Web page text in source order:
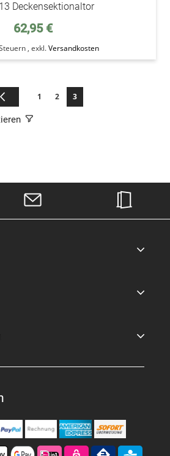
Deckensektionaltor
62,95 €
, exkl.Versandkosten
ZurückSeite
1 Seite
2 Sie lesen gerade die Seite
3